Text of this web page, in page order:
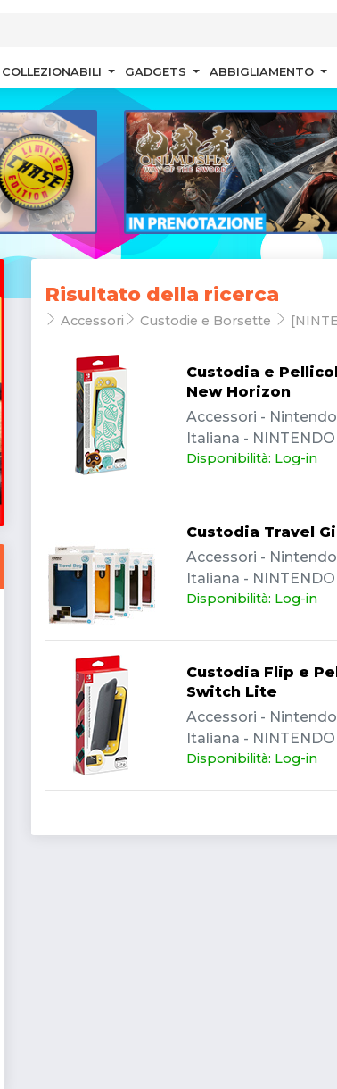
COLLEZIONABILI GADGETS ABBIGLIAMENTO
Risultato della ricerca
Accessori Custodie e Borsette
Custodia e
New Horizon
Accessori -
Italiana - NINTENDO
Disponibilità: Log-in
Custodia Travel
Accessori -
Italiana - NINTENDO
Disponibilità: Log-in
Custodia Flip e
Switch Lite
Accessori -
Italiana - NINTENDO
Disponibilità: Log-in